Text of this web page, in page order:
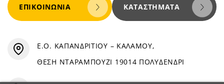
ΕΠΙΚΟΙΝΩΝΊΑ ΚΑΤΑΣΤΉΜΑΤΑ
Ε.Ο. ΚΑΠΑΝΔΡΙΤΙΟΥ – ΚΑΛΑΜΟΥ,
ΘΕΣΗ ΝΤΑΡΑΜΠΟΥΖΙ 19014 ΠΟΛΥΔΕΝΔΡΙ